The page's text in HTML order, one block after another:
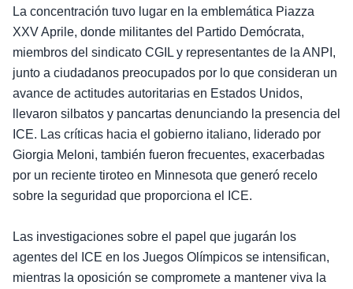
La concentración tuvo lugar en la emblemática Piazza
XXV Aprile, donde militantes del Partido Demócrata,
miembros del sindicato CGIL y representantes de la ANPI,
junto a ciudadanos preocupados por lo que consideran un
avance de actitudes autoritarias en Estados Unidos,
llevaron silbatos y pancartas denunciando la presencia del
ICE. Las críticas hacia el gobierno italiano, liderado por
Giorgia Meloni, también fueron frecuentes, exacerbadas
por un reciente tiroteo en Minnesota que generó recelo
sobre la seguridad que proporciona el ICE.
Las investigaciones sobre el papel que jugarán los
agentes del ICE en los Juegos Olímpicos se intensifican,
mientras la oposición se compromete a mantener viva la